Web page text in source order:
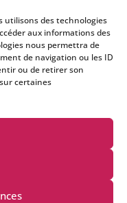
utilisons des technologies
aux informations des
nous permettra de
de navigation ou les ID
ou de retirer son
certaines
de Détente
avec Shiboris
bols tibétains
pour rééquilibrer